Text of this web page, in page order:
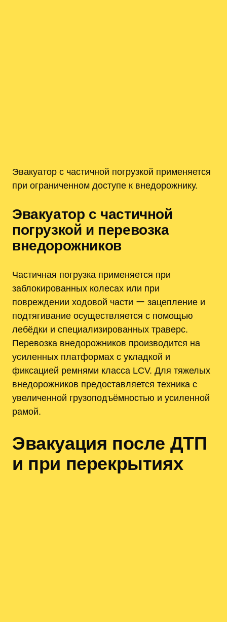
Эвакуатор с частичной погрузкой применяется
при ограниченном доступе к внедорожнику.
Эвакуатор с частичной
погрузкой и перевозка
внедорожников
Частичная погрузка применяется при
заблокированных колесах или при
повреждении ходовой части ー зацепление и
подтягивание осуществляется с помощью
лебёдки и специализированных траверс.
Перевозка внедорожников производится на
усиленных платформах с укладкой и
фиксацией ремнями класса LCV. Для тяжелых
внедорожников предоставляется техника с
увеличенной грузоподъёмностью и усиленной
рамой.
Эвакуация после ДТП
и при перекрытиях